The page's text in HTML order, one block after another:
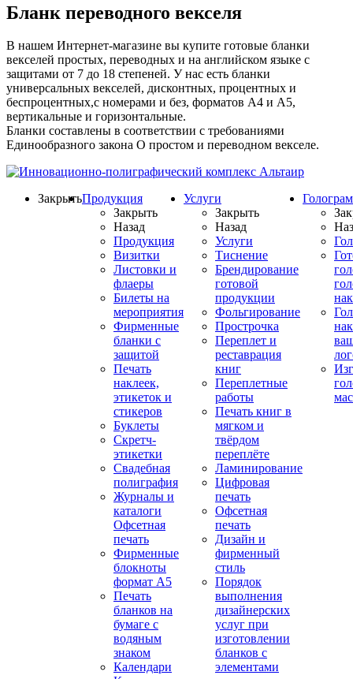
Бланк переводного векселя
В нашем Интернет-магазине вы купите готовые бланки
векселей простых, переводных и на английском языке с
защитами от 7 до 18 степеней. У нас есть бланки
универсальных векселей, дисконтных, процентных и
беспроцентных,с номерами и без, форматов А4 и А5,
вертикальные и горизонтальные.
Бланки составлены в соответствии с требованиями
Единообразного закона О простом и переводном векселе.
ЗакрытьПродукция
Закрыть
Назад
Продукция
Визитки
Листовки и
флаеры
Билеты на
мероприятия
Фирменные
бланки с
защитой
Печать
наклеек,
этикеток и
стикеров
Буклеты
Скретч-
этикетки
Свадебная
полиграфия
Журналы и
каталоги
Офсетная
печать
Фирменные
блокноты
формат А5
Печать
бланков на
бумаге с
водяным
знаком
Календари
Услуги
Закрыть
Назад
Услуги
Тиснение
Брендирование
готовой
продукции
Фольгирование
Прострочка
Переплет и
реставрация
книг
Переплетные
работы
Печать книг в
мягком и
твёрдом
переплёте
Ламинирование
Цифровая
печать
Офсетная
печать
Дизайн и
фирменный
стиль
Порядок
выполнения
дизайнерских
услуг при
изготовлении
бланков с
элементами